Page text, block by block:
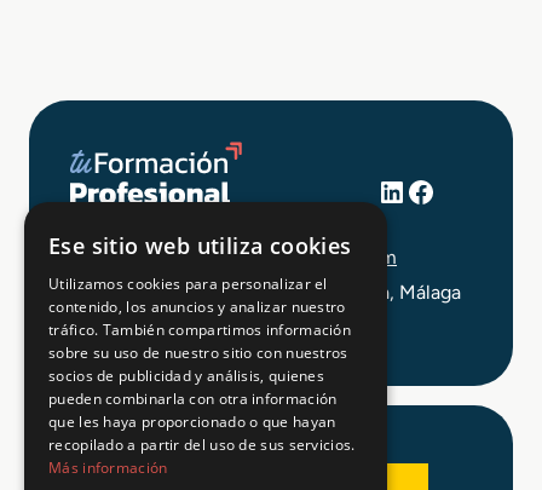
LinkedIn
Facebook
info@tuformacionprofesional.com
C/ Alameda Principal 21, 2ª Planta, Málaga
Ese sitio web utiliza cookies
Utilizamos cookies para personalizar el
contenido, los anuncios y analizar nuestro
tráfico. También compartimos información
sobre su uso de nuestro sitio con nuestros
socios de publicidad y análisis, quienes
pueden combinarla con otra información
que les haya proporcionado o que hayan
recopilado a partir del uso de sus servicios.
Más información